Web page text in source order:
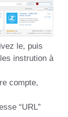
le, puis
instrution à
compte,
“URL”